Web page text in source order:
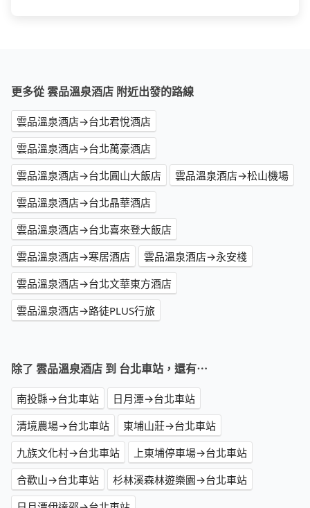
更多從 雲品溫泉酒店 附近出發的路線
雲品溫泉酒店→台北君悅酒店
雲品溫泉酒店→台北萬豪酒店
雲品溫泉酒店→台北圓山大飯店
雲品溫泉酒店→松山機場
雲品溫泉酒店→台北晶華酒店
雲品溫泉酒店→台北喜來登大飯店
雲品溫泉酒店→寒居酒店
雲品溫泉酒店→永安棧
雲品溫泉酒店→台北文華東方酒店
雲品溫泉酒店→路徒PLUS行旅
除了 雲品溫泉酒店 到 台北車站，還有⋯
南投縣→台北車站
日月潭→台北車站
清境農場→台北車站
東埔山莊→台北車站
九族文化村→台北車站
上東埔停車場→台北車站
合歡山→台北車站
杉林溪森林遊樂園→台北車站